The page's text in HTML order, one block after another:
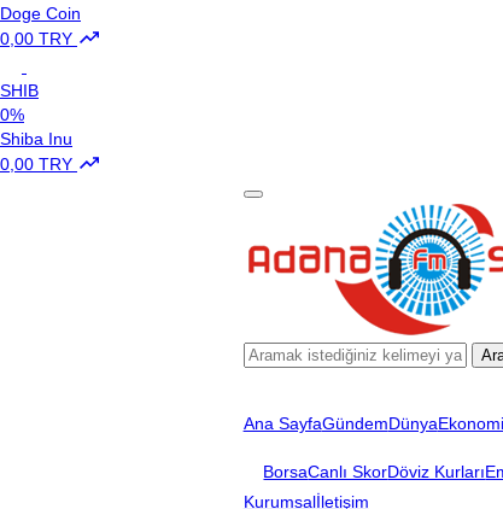
Doge Coin
0,00 TRY
SHIB
0%
Shiba Inu
0,00 TRY
Ana SayfaGündemDünyaEkonomi
BorsaCanlı SkorDöviz Kurları
Kurumsalİletişim